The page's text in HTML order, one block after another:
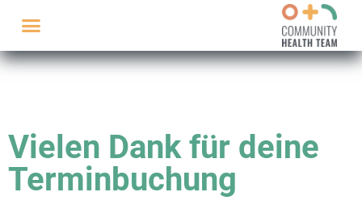
Vielen Dank für deine
Terminbuchung